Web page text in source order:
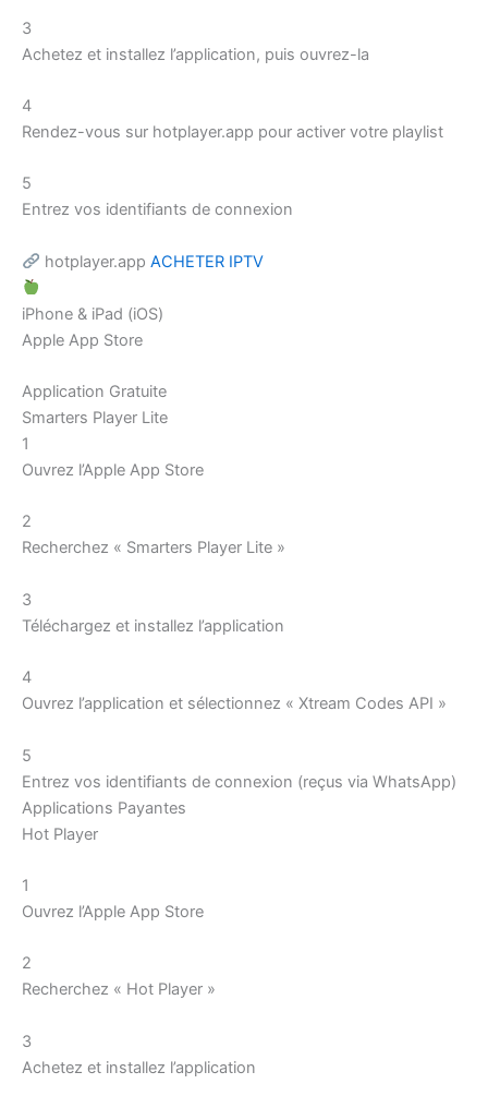
3
Achetez et installez l’application, puis ouvrez-la
4
Rendez-vous sur hotplayer.app pour activer votre playlist
5
Entrez vos identifiants de connexion
hotplayer.app ACHETER IPTV
iPhone & iPad (iOS)
Apple App Store
Application Gratuite
Smarters Player Lite
1
Ouvrez l’Apple App Store
2
Recherchez « Smarters Player Lite »
3
Téléchargez et installez l’application
4
Ouvrez l’application et sélectionnez « Xtream Codes API »
5
Entrez vos identifiants de connexion (reçus via WhatsApp)
Applications Payantes
Hot Player
1
Ouvrez l’Apple App Store
2
Recherchez « Hot Player »
3
Achetez et installez l’application